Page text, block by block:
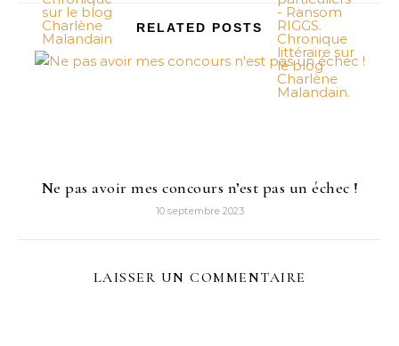
RELATED POSTS
Ne pas avoir mes concours n’est pas un échec !
10 septembre 2023
LAISSER UN COMMENTAIRE